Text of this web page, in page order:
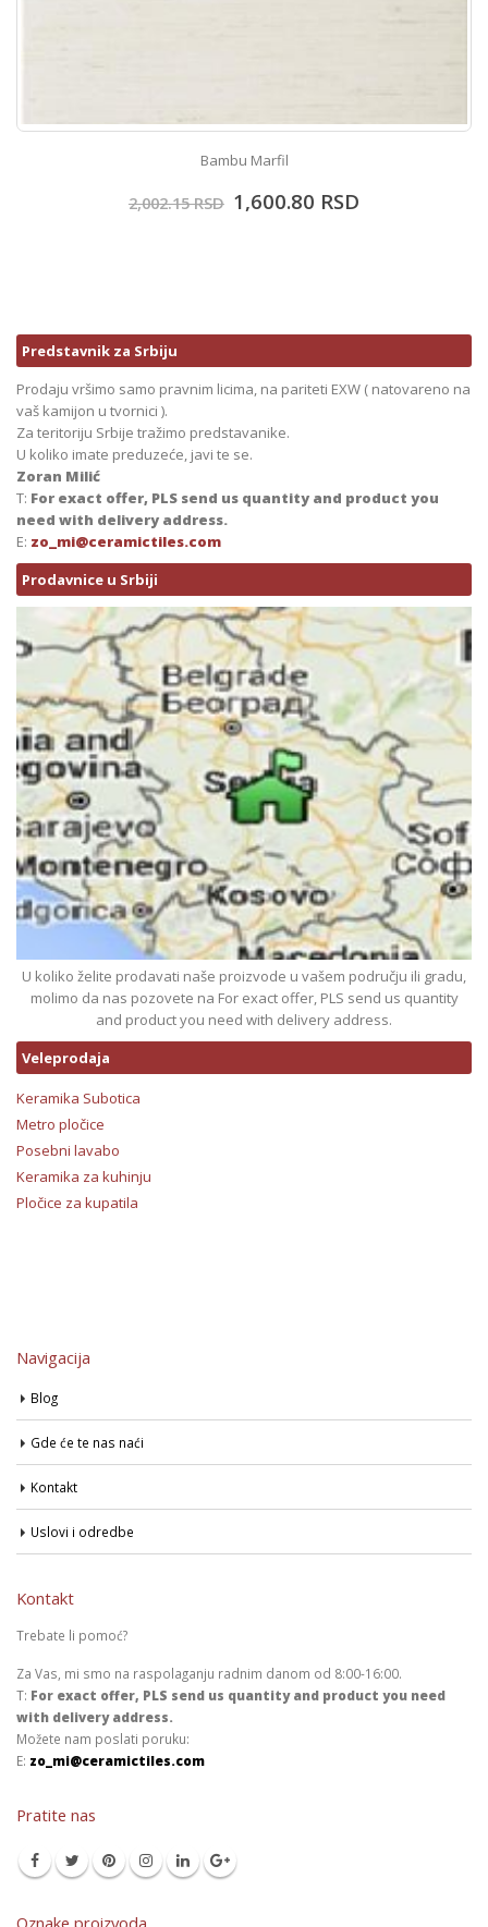
Bambu Marfil
2,002.15RSD 1,600.80 RSD
Predstavnik za Srbiju
Prodaju vršimo samo pravnim licima, na pariteti EXW ( natovareno na
vaš kamijon u tvornici ).
Za teritoriju Srbije tražimo predstavanike.
U koliko imate preduzeće, javi te se.
Zoran Milić
T: For exact offer, PLS send us quantity and product you
need with delivery address.
E: zo_mi@ceramictiles.com
Prodavnice u Srbiji
U koliko želite prodavati naše proizvode u vašem području ili gradu,
molimo da nas pozovete na For exact offer, PLS send us quantity
and product you need with delivery address.
Veleprodaja
Keramika Subotica
Metro pločice
Posebni lavabo
Keramika za kuhinju
Pločice za kupatila
Navigacija
Blog
Gde će te nas naći
Kontakt
Uslovi i odredbe
Kontakt
Trebate li pomoć?
Za Vas, mi smo na raspolaganju radnim danom od 8:00-16:00.
T: For exact offer, PLS send us quantity and product you need
with delivery address.
Možete nam poslati poruku:
E: zo_mi@ceramictiles.com
Pratite nas